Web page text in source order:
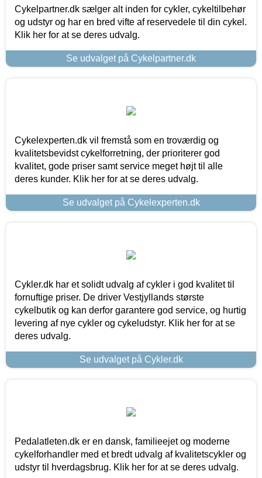
Cykelpartner.dk sælger alt inden for cykler, cykeltilbehør
og udstyr og har en bred vifte af reservedele til din cykel.
Klik her for at se deres udvalg.
Se udvalget på Cykelpartner.dk
Cykelexperten.dk vil fremstå som en troværdig og
kvalitetsbevidst cykelforretning, der prioriterer god
kvalitet, gode priser samt service meget højt til alle
deres kunder. Klik her for at se deres udvalg.
Se udvalget på Cykelexperten.dk
Cykler.dk har et solidt udvalg af cykler i god kvalitet til
fornuftige priser. De driver Vestjyllands største
cykelbutik og kan derfor garantere god service, og hurtig
levering af nye cykler og cykeludstyr. Klik her for at se
deres udvalg.
Se udvalget på Cykler.dk
Pedalatleten.dk er en dansk, familieejet og moderne
cykelforhandler med et bredt udvalg af kvalitetscykler og
udstyr til hverdagsbrug. Klik her for at se deres udvalg.